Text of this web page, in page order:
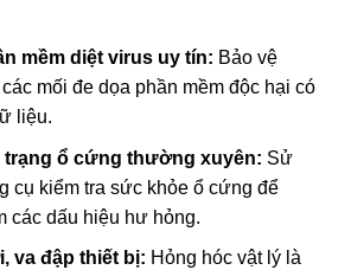
mềm diệt virus uy tín: Bảo vệ
mối đe dọa phần mềm độc hại có
liệu.
trạng ổ cứng thường xuyên: Sử
cụ kiểm tra sức khỏe ổ cứng để
các dấu hiệu hư hỏng.
va đập thiết bị: Hỏng hóc vật lý là